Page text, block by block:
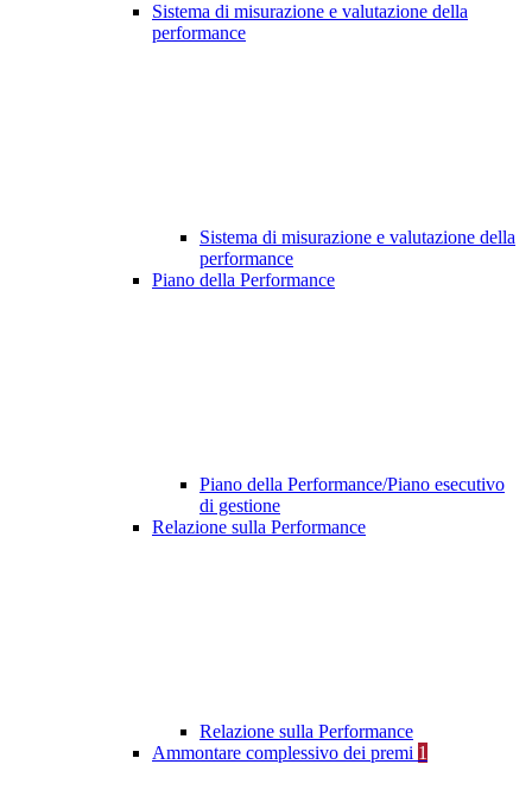
Sistema di misurazione e valutazione della
performance
Sistema di misurazione e valutazione della
performance
Piano della Performance
Piano della Performance/Piano esecutivo
di gestione
Relazione sulla Performance
Relazione sulla Performance
Ammontare complessivo dei premi 1